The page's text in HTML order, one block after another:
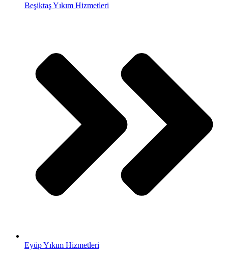
Beşiktaş Yıkım Hizmetleri
Eyüp Yıkım Hizmetleri